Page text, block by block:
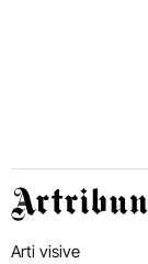
Artribune
Arti visive